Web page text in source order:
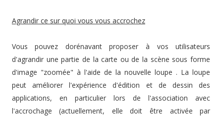
Agrandir ce sur quoi vous vous accrochez
Vous pouvez dorénavant proposer à vos utilisateurs
d'agrandir une partie de la carte ou de la scène sous forme
d'image "zoomée" à l'aide de la nouvelle loupe . La loupe
peut améliorer l'expérience d'édition et de dessin des
applications, en particulier lors de l'association avec
l'accrochage (actuellement, elle doit être activée par